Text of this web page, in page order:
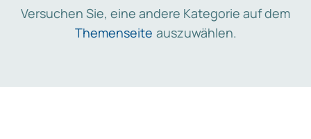
Versuchen Sie, eine andere Kategorie auf dem
Themenseite auszuwählen.